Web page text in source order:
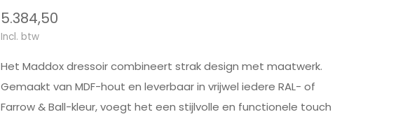
5.384,50
Incl. btw
Het Maddox dressoir combineert strak design met maatwerk.
Gemaakt van MDF-hout en leverbaar in vrijwel iedere RAL- of
Farrow & Ball-kleur, voegt het een stijlvolle en functionele touch